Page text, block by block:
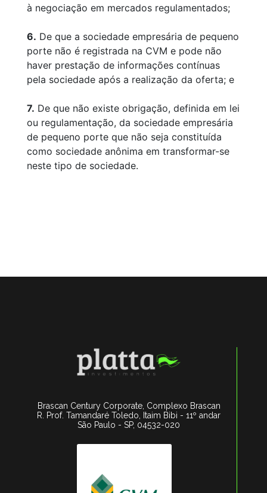
à negociação em mercados regulamentados;
6. De que a sociedade empresária de pequeno
porte não é registrada na CVM e pode não
haver prestação de informações contínuas
pela sociedade após a realização da oferta; e
7. De que não existe obrigação, definida em lei
ou regulamentação, da sociedade empresária
de pequeno porte que não seja constituída
como sociedade anônima em transformar-se
neste tipo de sociedade.
Brascan Century Corporate, Complexo Brascan
R. Prof. Tamandaré Toledo, Itaim Bibi - 11º andar
São Paulo - SP, 04532-020